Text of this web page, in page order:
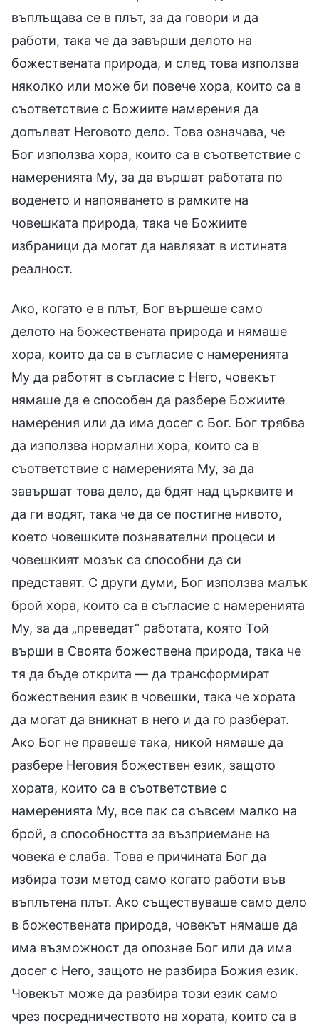
въплъщава се в плът, за да говори и да
работи, така че да завърши делото на
божествената природа, и след това използва
няколко или може би повече хора, които са в
съответствие с Божиите намерения да
допълват Неговото дело. Това означава, че
Бог използва хора, които са в съответствие с
намеренията Му, за да вършат работата по
воденето и напояването в рамките на
човешката природа, така че Божиите
избраници да могат да навлязат в истината
реалност.
Ако, когато е в плът, Бог вършеше само
делото на божествената природа и нямаше
хора, които да са в съгласие с намеренията
Му да работят в съгласие с Него, човекът
нямаше да е способен да разбере Божиите
намерения или да има досег с Бог. Бог трябва
да използва нормални хора, които са в
съответствие с намеренията Му, за да
завършат това дело, да бдят над църквите и
да ги водят, така че да се постигне нивото,
което човешките познавателни процеси и
човешкият мозък са способни да си
представят. С други думи, Бог използва малък
брой хора, които са в съгласие с намеренията
Му, за да „преведат“ работата, която Той
върши в Своята божествена природа, така че
тя да бъде открита — да трансформират
божествения език в човешки, така че хората
да могат да вникнат в него и да го разберат.
Ако Бог не правеше така, никой нямаше да
разбере Неговия божествен език, защото
хората, които са в съответствие с
намеренията Му, все пак са съвсем малко на
брой, а способността за възприемане на
човека е слаба. Това е причината Бог да
избира този метод само когато работи във
въплътена плът. Ако съществуваше само дело
в божествената природа, човекът нямаше да
има възможност да опознае Бог или да има
досег с Него, защото не разбира Божия език.
Човекът може да разбира този език само
чрез посредничеството на хората, които са в